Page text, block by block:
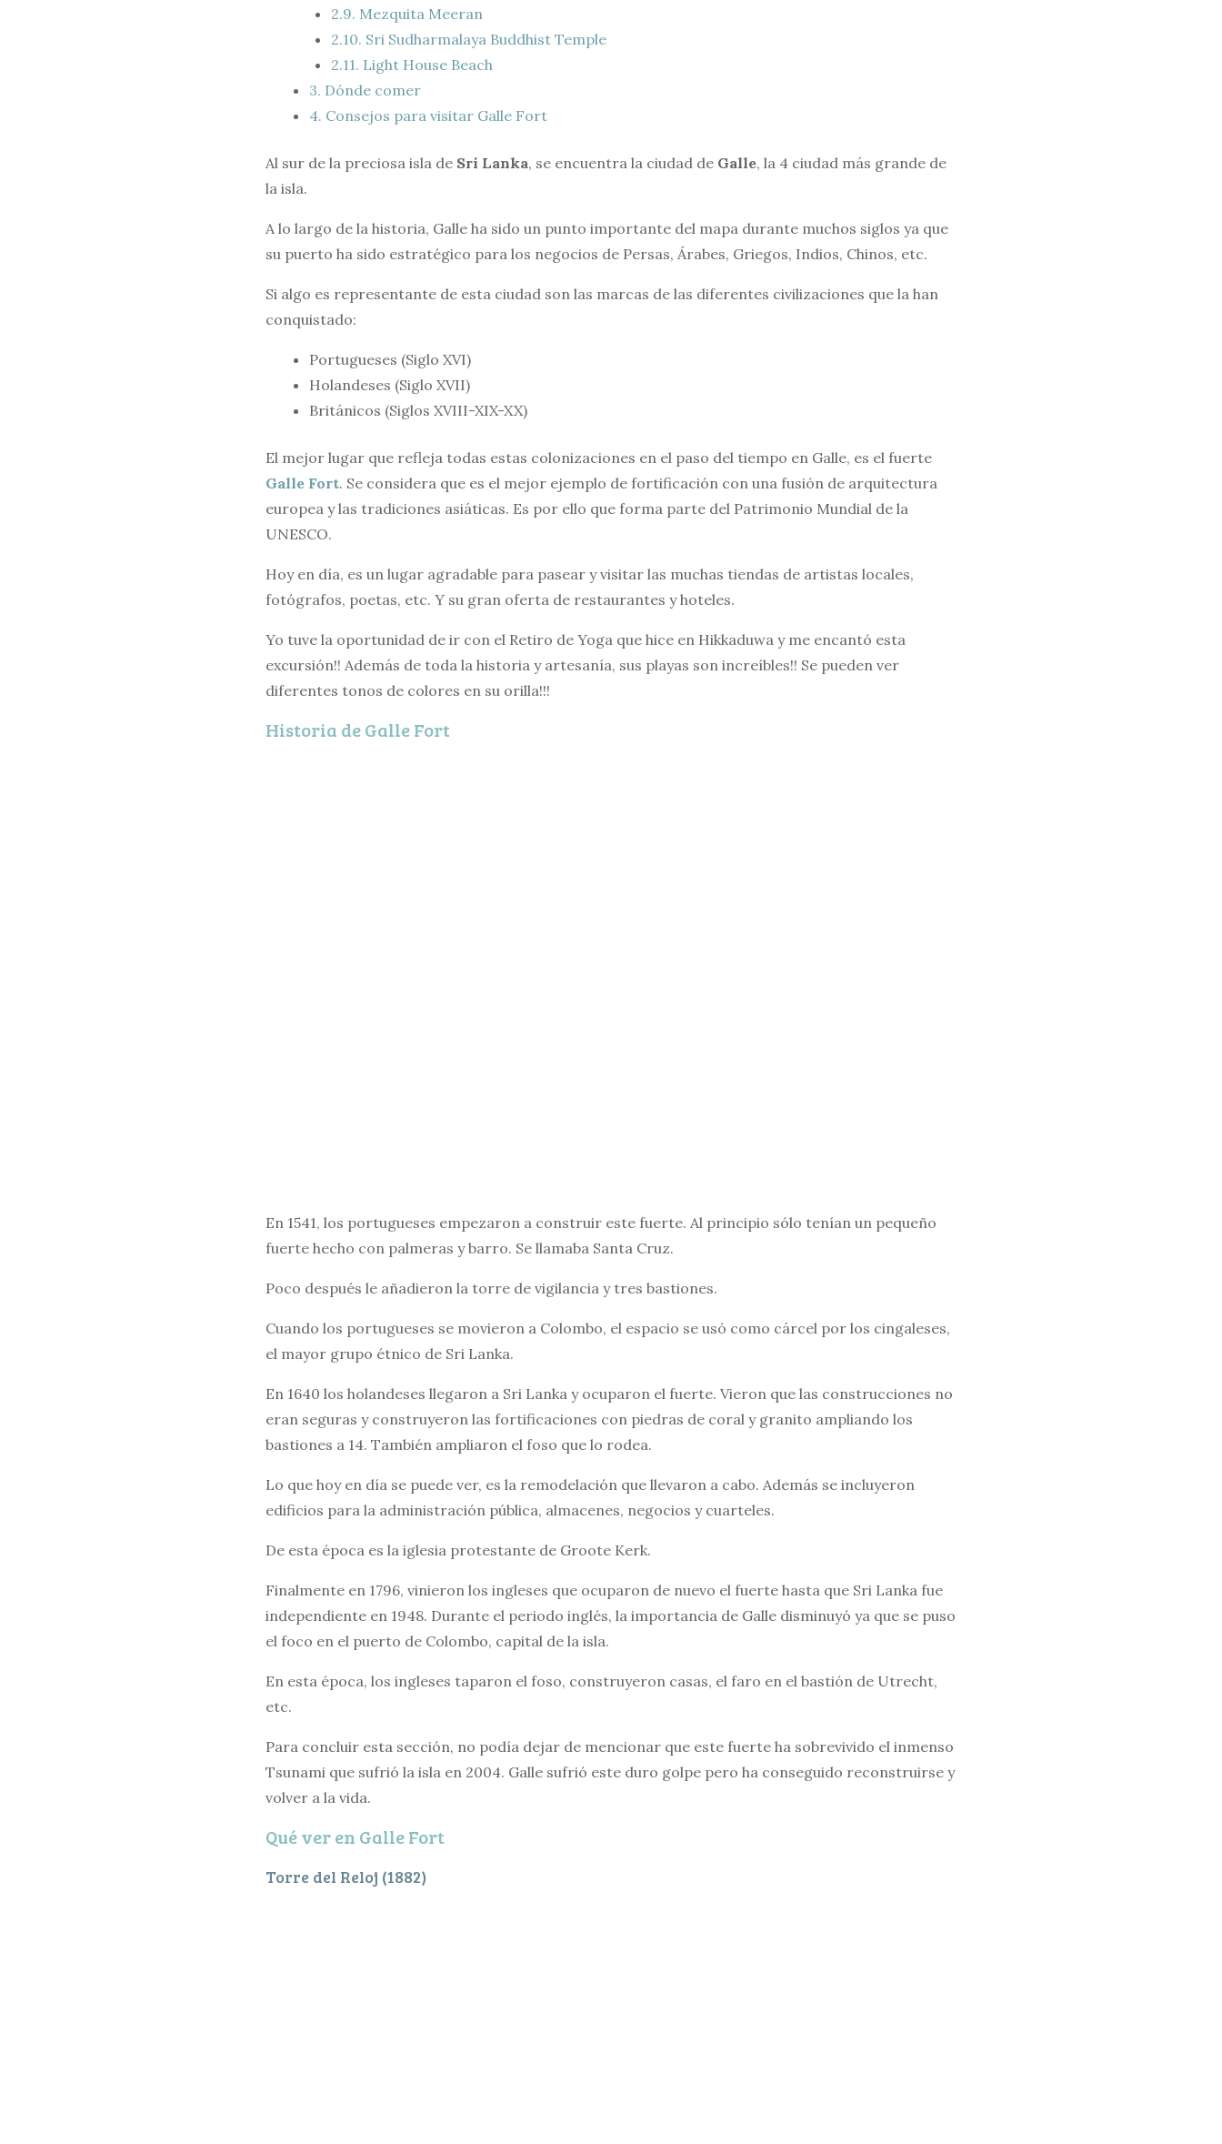
2.9. Mezquita Meeran
2.10. Sri Sudharmalaya Buddhist Temple
2.11. Light House Beach
3. Dónde comer
4. Consejos para visitar Galle Fort
Al sur de la preciosa isla de Sri Lanka, se encuentra la ciudad de Galle, la 4 ciudad más grande de
la isla.
A lo largo de la historia, Galle ha sido un punto importante del mapa durante muchos siglos ya que
su puerto ha sido estratégico para los negocios de Persas, Árabes, Griegos, Indios, Chinos, etc.
Si algo es representante de esta ciudad son las marcas de las diferentes civilizaciones que la han
conquistado:
Portugueses (Siglo XVI)
Holandeses (Siglo XVII)
Británicos (Siglos XVIII-XIX-XX)
El mejor lugar que refleja todas estas colonizaciones en el paso del tiempo en Galle, es el fuerte
Galle Fort. Se considera que es el mejor ejemplo de fortificación con una fusión de arquitectura
europea y las tradiciones asiáticas. Es por ello que forma parte del Patrimonio Mundial de la
UNESCO.
Hoy en día, es un lugar agradable para pasear y visitar las muchas tiendas de artistas locales,
fotógrafos, poetas, etc. Y su gran oferta de restaurantes y hoteles.
Yo tuve la oportunidad de ir con el Retiro de Yoga que hice en Hikkaduwa y me encantó esta
excursión!! Además de toda la historia y artesanía, sus playas son increíbles!! Se pueden ver
diferentes tonos de colores en su orilla!!!
Historia de Galle Fort
En 1541, los portugueses empezaron a construir este fuerte. Al principio sólo tenían un pequeño
fuerte hecho con palmeras y barro. Se llamaba Santa Cruz.
Poco después le añadieron la torre de vigilancia y tres bastiones.
Cuando los portugueses se movieron a Colombo, el espacio se usó como cárcel por los cingaleses,
el mayor grupo étnico de Sri Lanka.
En 1640 los holandeses llegaron a Sri Lanka y ocuparon el fuerte. Vieron que las construcciones no
eran seguras y construyeron las fortificaciones con piedras de coral y granito ampliando los
bastiones a 14. También ampliaron el foso que lo rodea.
Lo que hoy en día se puede ver, es la remodelación que llevaron a cabo. Además se incluyeron
edificios para la administración pública, almacenes, negocios y cuarteles.
De esta época es la iglesia protestante de Groote Kerk.
Finalmente en 1796, vinieron los ingleses que ocuparon de nuevo el fuerte hasta que Sri Lanka fue
independiente en 1948. Durante el periodo inglés, la importancia de Galle disminuyó ya que se puso
el foco en el puerto de Colombo, capital de la isla.
En esta época, los ingleses taparon el foso, construyeron casas, el faro en el bastión de Utrecht,
etc.
Para concluir esta sección, no podía dejar de mencionar que este fuerte ha sobrevivido el inmenso
Tsunami que sufrió la isla en 2004. Galle sufrió este duro golpe pero ha conseguido reconstruirse y
volver a la vida.
Qué ver en Galle Fort
Torre del Reloj (1882)